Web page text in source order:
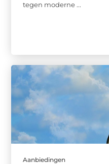
tegen moderne ...
Aanbiedingen